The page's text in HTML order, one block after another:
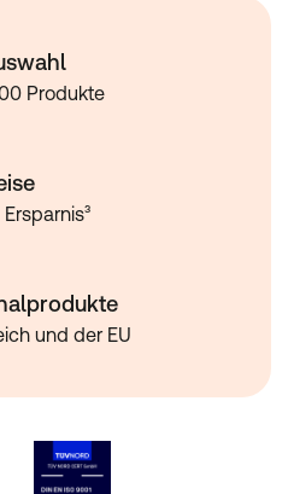
Produkte
und der EU